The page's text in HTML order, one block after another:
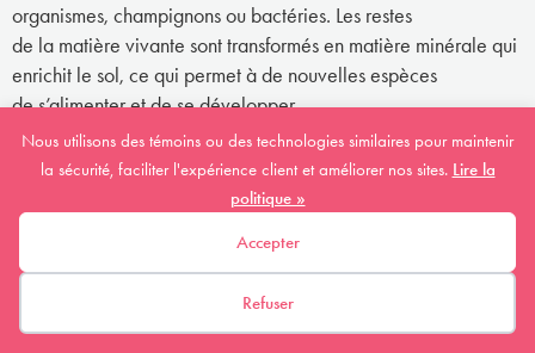
organismes, champignons ou bactéries. Les restes
de la matière vivante sont transformés en matière minérale qui
enrichit le sol, ce qui permet à de nouvelles espèces
de s’alimenter et de se développer.
DÉGRADATION DE L'HABITAT
La dégradation d’un habitat signifie que l’habitat est affecté
par des changements sans pour autant que sa grandeur
(superficie) diminue. Par exemple, si la qualité de l’eau
Nous utilisons des témoins ou des technologies similaires pour maintenir
la sécurité, faciliter l'expérience client et améliorer nos sites. Lire la
politique »
Accepter
Refuser